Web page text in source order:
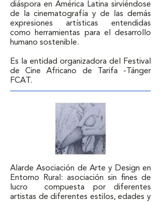
diáspora en América Latina sirviéndose
de la cinematografía y de las demás
expresiones artísticas entendidas
como herramientas para el desarrollo
humano sostenible.
Es la entidad organizadora del Festival
de Cine Africano de Tarifa -Tánger
FCAT.
Alarde Asociación de Arte y Design en
Entorno Rural: asociación sin fines de
lucro  compuesta por diferentes
artistas de diferentes estilos, edades y